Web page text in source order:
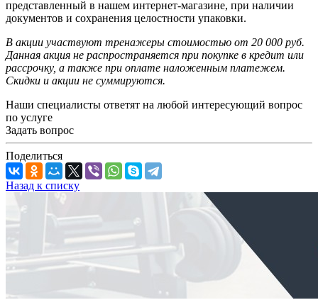
представленный в нашем интернет-магазине, при наличии
документов и сохранения целостности упаковки.
В акции участвуют тренажеры стоимостью от 20 000 руб.
Данная акция не распространяется при покупке в кредит или
рассрочку, а также при оплате наложенным платежем.
Скидки и акции не суммируются.
Наши специалисты ответят на любой интересующий вопрос
по услуге
Задать вопрос
Поделиться
Назад к списку